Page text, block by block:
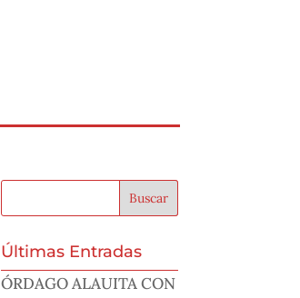
Últimas Entradas
ÓRDAGO ALAUITA CON